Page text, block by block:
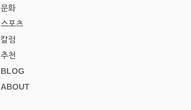
문화
스포츠
칼럼
추천
BLOG
ABOUT